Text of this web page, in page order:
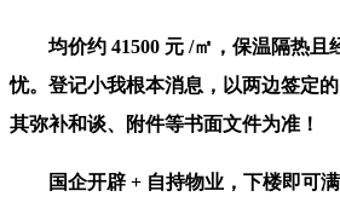
均价约 41500 元 /㎡，保温隔热且
忧。登记小我根本消息，以两边签定
其弥补和谈、附件等书面文件为准！
国企开辟 + 自持物业，下楼即可满